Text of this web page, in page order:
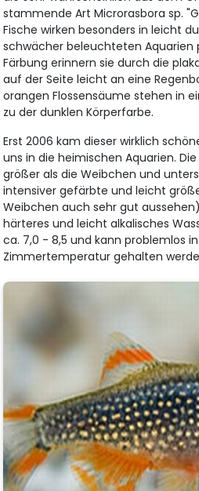
stammende Art Microrasbora sp.
Fische wirken besonders in leicht
schwächer beleuchteten Aquarien
Färbung erinnern sie durch die
auf der Seite leicht an eine
orangen Flossensäume stehen in
zu der dunklen Körperfarbe.
Erst 2006 kam dieser wirklich
uns in die heimischen Aquarien.
größer als die Weibchen und
intensiver gefärbte und leicht
Weibchen auch sehr gut
härteres und leicht alkalisches
ca. 7,0 - 8,5 und kann problemlos
Zimmertemperatur gehalten